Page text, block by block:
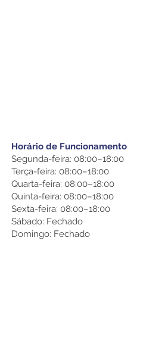
Horário de Funcionamento
Segunda-feira: 08:00–18:00
Terça-feira: 08:00–18:00
Quarta-feira: 08:00–18:00
Quinta-feira: 08:00–18:00
Sexta-feira: 08:00–18:00
Sábado: Fechado
Domingo: Fechado